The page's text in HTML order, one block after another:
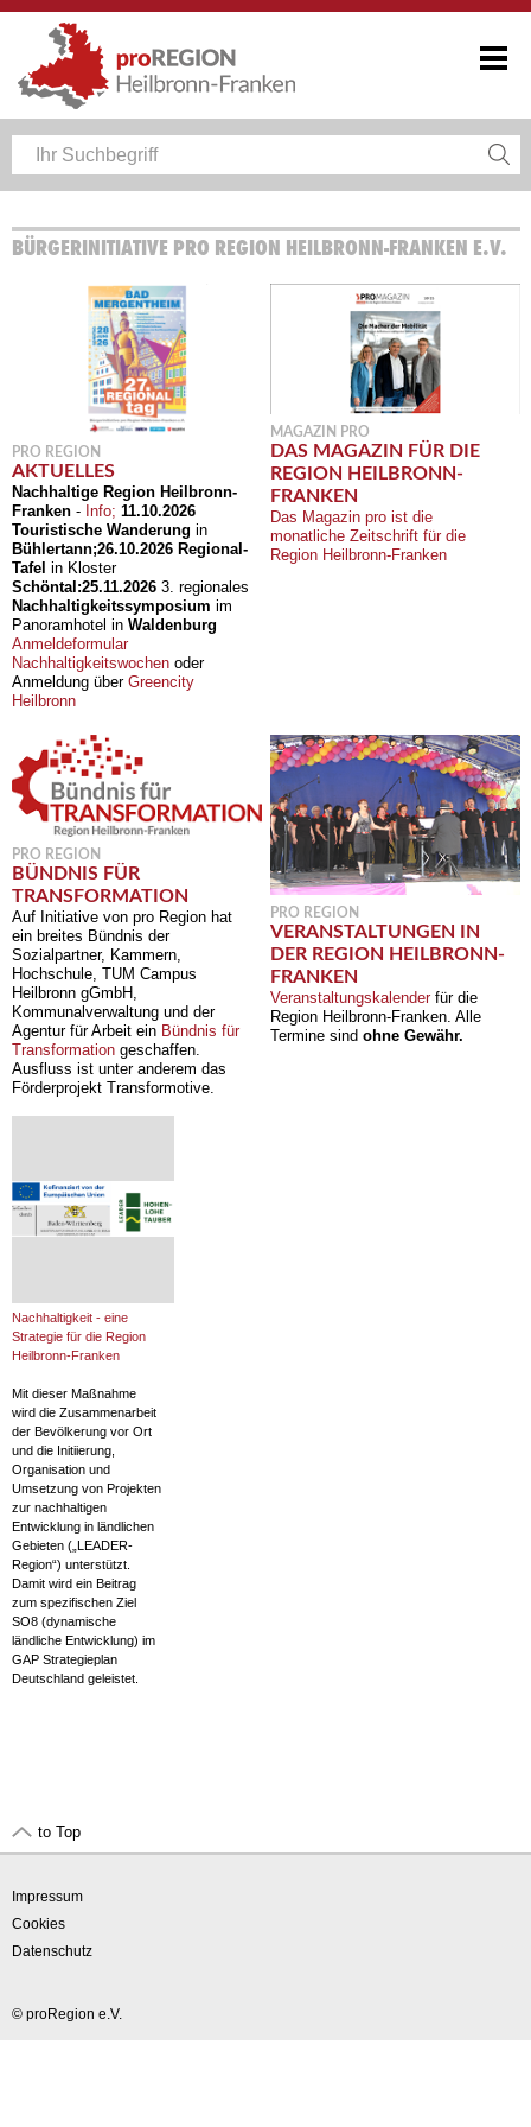
BÜRGERINITIATIVE PRO REGION HEILBRONN-FRANKEN E.V.
PRO REGION
AKTUELLES
Nachhaltige Region Heilbronn-
Franken - Info; 11.10.2026
Touristische Wanderung in
Bühlertann;26.10.2026 Regional-
Tafel in Kloster
Schöntal:25.11.2026 3. regionales
Nachhaltigkeitssymposium im
Panoramhotel in Waldenburg
Anmeldeformular
Nachhaltigkeitswochen oder
Anmeldung über Greencity
Heilbronn
MAGAZIN PRO
DAS MAGAZIN FÜR DIE
REGION HEILBRONN-
FRANKEN
Das Magazin pro ist die
monatliche Zeitschrift für die
Region Heilbronn-Franken
PRO REGION
BÜNDNIS FÜR
TRANSFORMATION
Auf Initiative von pro Region hat
ein breites Bündnis der
Sozialpartner, Kammern,
Hochschule, TUM Campus
Heilbronn gGmbH,
Kommunalverwaltung und der
Agentur für Arbeit ein Bündnis für
Transformation geschaffen.
Ausfluss ist unter anderem das
Förderprojekt Transformotive.
PRO REGION
VERANSTALTUNGEN IN
DER REGION HEILBRONN-
FRANKEN
Veranstaltungskalender für die
Region Heilbronn-Franken. Alle
Termine sind ohne Gewähr.
Nachhaltigkeit - eine
Strategie für die Region
Heilbronn-Franken
Mit dieser Maßnahme
wird die Zusammenarbeit
der Bevölkerung vor Ort
und die Initiierung,
Organisation und
Umsetzung von Projekten
zur nachhaltigen
Entwicklung in ländlichen
Gebieten („LEADER-
Region“) unterstützt.
Damit wird ein Beitrag
zum spezifischen Ziel
SO8 (dynamische
ländliche Entwicklung) im
GAP Strategieplan
Deutschland geleistet.
to Top
Impressum
Cookies
Datenschutz
© proRegion e.V.